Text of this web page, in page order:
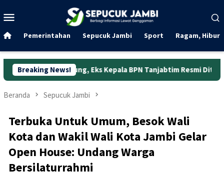
ke
Mobile
Pemerintahan Sepucuk Jambi Sport Ragam,
Breaking News!
Eks Kepala BPN Tanjabtim Resmi Ditahan Dunia
Beranda Sepucuk Jambi
Terbuka Untuk Umum, Besok Wali
Kota dan Wakil Wali Kota Jambi Gelar
Open House: Undang Warga
Bersilaturrahmi